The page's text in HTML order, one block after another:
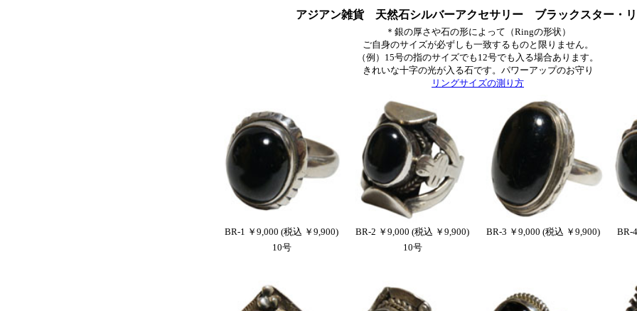
アジアン雑貨 天然石シルバーアクセサリー ブラックスター・
＊銀の厚さや石の形によって（Ringの形状）
ご自身のサイズが必ずしも一致するものと限りません。
（例）15号の指のサイズでも12号でも入る場合あります。
きれいな十字の光が入る石です。パワーアップのお守り
リングサイズの測り方
BR-1 ￥9,000 (税込 ￥9,900) BR-2 ￥9,000 (税込 ￥9,900) BR-3 ￥9,000 (税込 ￥9,900)
BR-
10号
10号